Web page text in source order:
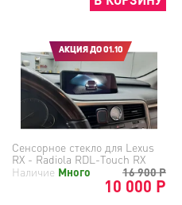
АКЦИЯ ДО 01.10
Сенсорное стекло для Lexus
RX - Radiola RDL-Touch RX
16 900Р
10 000 Р
Наличие Много